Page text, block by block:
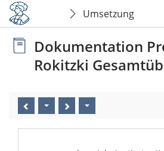
Umsetzung
Dokumentation
Rokitzki